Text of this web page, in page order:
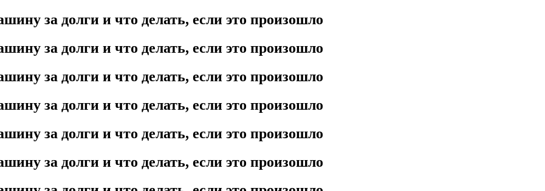
за долги и что делать, если это произошло
за долги и что делать, если это произошло
за долги и что делать, если это произошло
за долги и что делать, если это произошло
за долги и что делать, если это произошло
за долги и что делать, если это произошло